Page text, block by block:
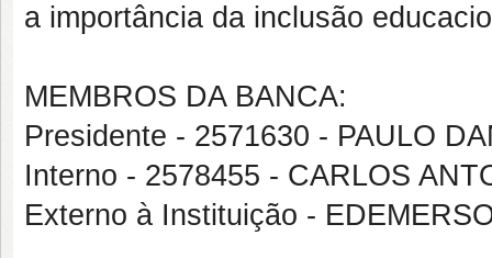
a importância da inclusão
MEMBROS DA BANCA:
Presidente - 2571630 - PAULO
Interno - 2578455 - CARLOS
Externo à Instituição -